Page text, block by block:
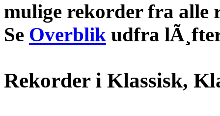
mulige rekorder fra alle
Se Overblik udfra
Rekorder i Klassisk,